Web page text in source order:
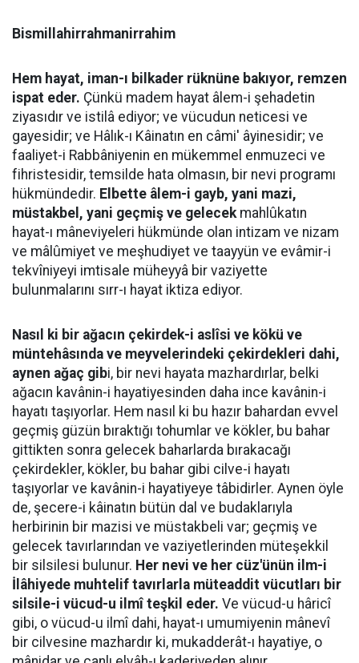
Bismillahirrahmanirrahim
Hem hayat, iman-ı bilkader rüknüne bakıyor, remzen
ispat eder. Çünkü madem hayat âlem-i şehadetin
ziyasıdır ve istilâ ediyor; ve vücudun neticesi ve
gayesidir; ve Hâlık-ı Kâinatın en câmi' âyinesidir; ve
faaliyet-i Rabbâniyenin en mükemmel enmuzeci ve
fihristesidir, temsilde hata olmasın, bir nevi programı
hükmündedir. Elbette âlem-i gayb, yani mazi,
müstakbel, yani geçmiş ve gelecekmahlûkatın
hayat-ı mâneviyeleri hükmünde olan intizam ve nizam
ve mâlûmiyet ve meşhudiyet ve taayyün ve evâmir-i
tekvîniyeyi imtisale müheyyâ bir vaziyette
bulunmalarını sırr-ı hayat iktiza ediyor.
Nasıl ki bir ağacın çekirdek-i aslîsi ve kökü ve
müntehâsında ve meyvelerindeki çekirdekleri dahi,
aynen ağaç gibi, bir nevi hayata mazhardırlar, belki
ağacın kavânin-i hayatiyesinden daha ince kavânin-i
hayatı taşıyorlar. Hem nasıl ki bu hazır bahardan evvel
geçmiş güzün bıraktığı tohumlar ve kökler, bu bahar
gittikten sonra gelecek baharlarda bırakacağı
çekirdekler, kökler, bu bahar gibi cilve-i hayatı
taşıyorlar ve kavânin-i hayatiyeye tâbidirler. Aynen öyle
de, şecere-i kâinatın bütün dal ve budaklarıyla
herbirinin bir mazisi ve müstakbeli var; geçmiş ve
gelecek tavırlarından ve vaziyetlerinden müteşekkil
bir silsilesi bulunur. Her nevi ve her cüz'ünün ilm-i
İlâhiyede muhtelif tavırlarla müteaddit vücutları bir
silsile-i vücud-u ilmî teşkil eder. Ve vücud-u hâricî
gibi, o vücud-u ilmî dahi, hayat-ı umumiyenin mânevî
bir cilvesine mazhardır ki, mukadderât-ı hayatiye, o